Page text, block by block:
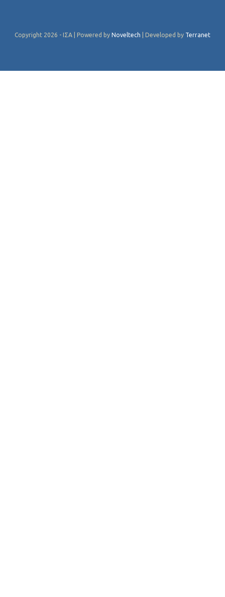
Copyright 2026 - ΙΣΑ | Powered by Noveltech | Developed by Terranet